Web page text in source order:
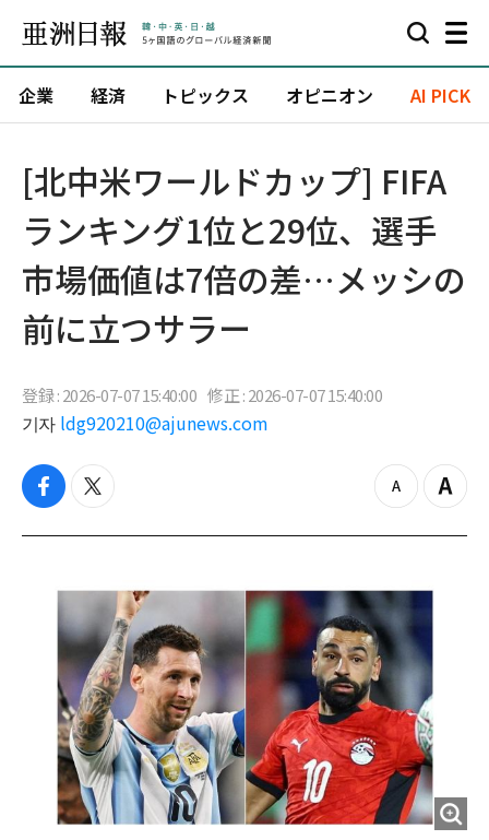
企業 経済 トピックス オピニオン AI PICK
[北中米ワールドカップ] FIFA
ランキング1位と29位、選手
市場価値は7倍の差…メッシの
前に立つサラー
登録 : 2026-07-07 15:40:00 修正 : 2026-07-07 15:40:00
기자 ldg920210@ajunews.com
f
c
t
i
e
r
z
o
Z
o